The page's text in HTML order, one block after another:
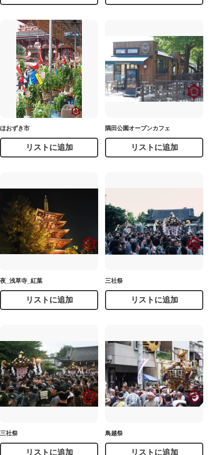
ほおずき市
リストに追加
隅田公園オープンカフェ
リストに追加
夜_浅草寺_紅葉
リストに追加
三社祭
リストに追加
三社祭
リストに追加
鳥越祭
リストに追加